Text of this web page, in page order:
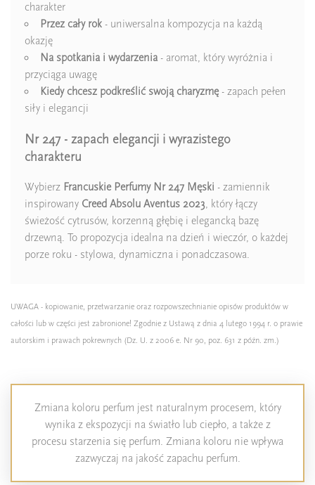
charakter
Przez cały rok - uniwersalna kompozycja na każdą
okazję
Na spotkania i wydarzenia - aromat, który wyróżnia i
przyciąga uwagę
Kiedy chcesz podkreślić swoją charyzmę- zapach pełen
siły i elegancji
Nr 247 - zapach elegancji i wyrazistego
charakteru
Wybierz Francuskie Perfumy Nr 247 Męski - zamiennik
inspirowany Creed Absolu Aventus 2023 , który łączy
świeżość cytrusów, korzenną głębię i elegancką bazę
drzewną. To propozycja idealna na dzień i wieczór, o każdej
porze roku - stylowa, dynamiczna i ponadczasowa.
UWAGA - kopiowanie, przetwarzanie oraz rozpowszechnianie opisów produktów w
całości lub w części jest zabronione! Zgodnie z Ustawą z dnia 4 lutego 1994 r. o prawie
autorskim i prawach pokrewnych (Dz. U. z 2006 e. Nr 90, poz. 631 z późn. zm.)
Zmiana koloru perfum jest naturalnym procesem, który
wynika z ekspozycji na światło lub ciepło, a także z
procesu starzenia się perfum. Zmiana koloru nie wpływa
zazwyczaj na jakość zapachu perfum.